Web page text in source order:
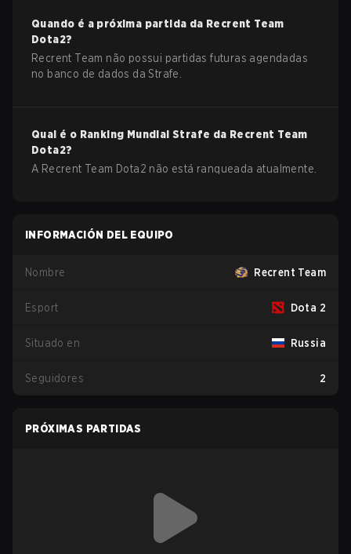
Quando é a próxima partida da Recrent Team
Dota2?
Recrent Team não possui partidas futuras agendadas
no banco de dados da Strafe.
Qual é o Ranking Mundial Strafe da Recrent Team
Dota2?
A Recrent Team Dota2 não está ranqueada atualmente.
INFORMACIÓN DEL EQUIPO
Nombre Recrent Team
Esport Dota 2
Situado en Russia
Seguidores 2
PRÓXIMAS PARTIDAS